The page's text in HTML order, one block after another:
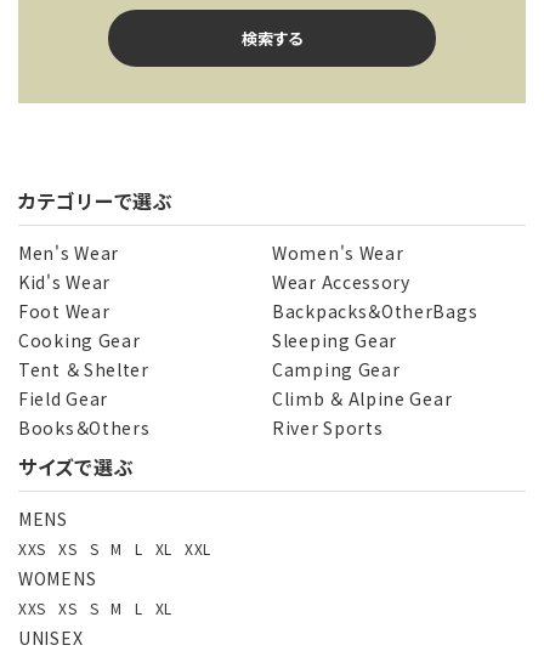
検索する
キーワード
カテゴリー
検索する
カテゴリーで選ぶ
Men's Wear
Women's Wear
Kid's Wear
Wear Accessory
Foot Wear
Backpacks＆OtherBags
Cooking Gear
Sleeping Gear
Tent ＆ Shelter
Camping Gear
Field Gear
Climb ＆ Alpine Gear
Books＆Others
River Sports
サイズで選ぶ
MENS
XXS XS S M L XL XXL
WOMENS
XXS XS S M L XL
UNISEX